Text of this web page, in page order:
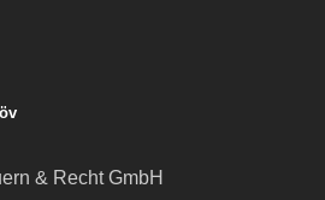
& Recht GmbH